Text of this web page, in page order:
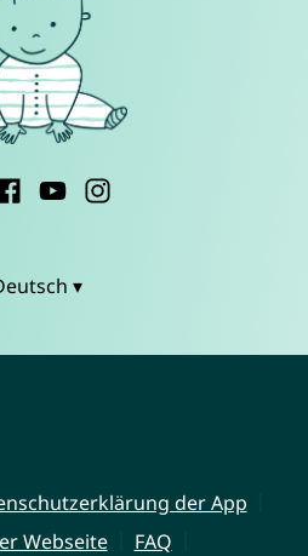
▾
der App
Webseite
FAQ